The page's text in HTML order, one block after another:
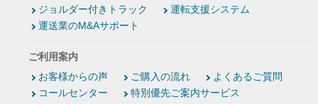
ジョルダー付きトラック
運転支援システム
運送業のM&Aサポート
ご利用案内
お客様からの声
ご購入の流れ
よくあるご質問
コールセンター
特別優先ご案内サービス